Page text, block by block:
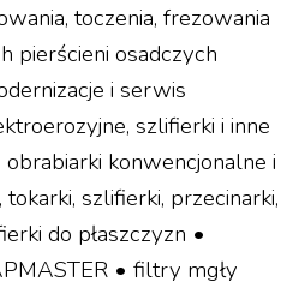
toczenia, frezowania
pierścieni osadczych
i serwis
szlifierki i inne
konwencjonalne i
szlifierki, przecinarki,
do płaszczyzn •
• filtry mgły